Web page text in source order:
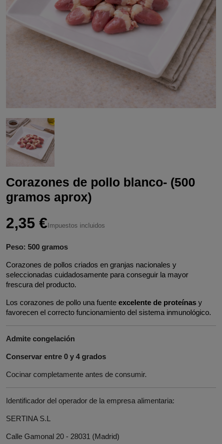
Corazones de pollo blanco- (500
gramos aprox)
2,35 € Impuestos incluidos
Peso: 500 gramos
Corazones de pollos criados en granjas nacionales y
seleccionadas cuidadosamente para conseguir la mayor
frescura del producto.
Los corazones de pollo una fuente excelente de proteínas y
favorecen el correcto funcionamiento del sistema inmunológico.
Admite congelación
Conservar entre 0 y 4 grados
Cocinar completamente antes de consumir.
Identificador del operador de la empresa alimentaria:
SERTINA S.L
Calle Gamonal 20 - 28031 (Madrid)